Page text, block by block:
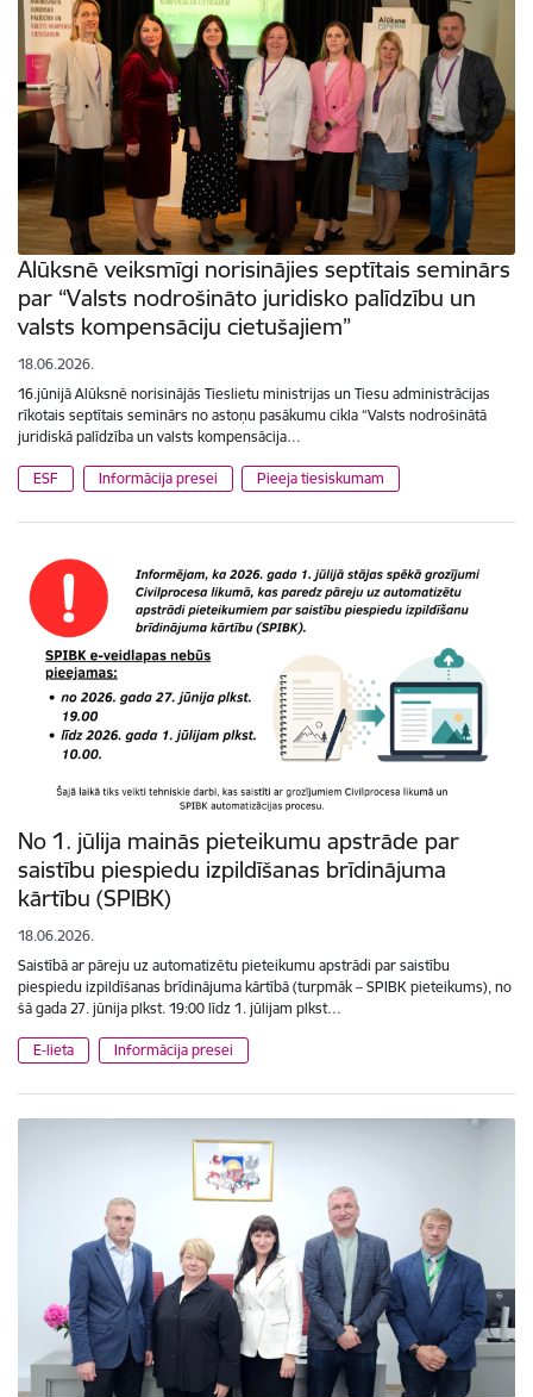
Alūksnē veiksmīgi norisinājies septītais seminārs
par “Valsts nodrošināto juridisko palīdzību un
valsts kompensāciju cietušajiem”
18.06.2026.
16.jūnijā Alūksnē norisinājās Tieslietu ministrijas un Tiesu administrācijas
rīkotais septītais seminārs no astoņu pasākumu cikla “Valsts nodrošinātā
juridiskā palīdzība un valsts kompensācija…
ESF Informācija presei Pieeja tiesiskumam
No 1. jūlija mainās pieteikumu apstrāde par
saistību piespiedu izpildīšanas brīdinājuma
kārtību (SPIBK)
18.06.2026.
Saistībā ar pāreju uz automatizētu pieteikumu apstrādi par saistību
piespiedu izpildīšanas brīdinājuma kārtībā (turpmāk – SPIBK pieteikums), no
šā gada 27. jūnija plkst. 19:00 līdz 1. jūlijam plkst…
E-lieta Informācija presei